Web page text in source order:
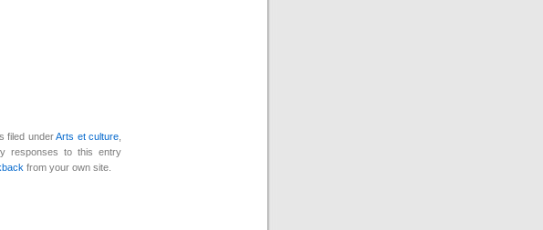
filed underArts et culture
responses to this entry
from your own site.